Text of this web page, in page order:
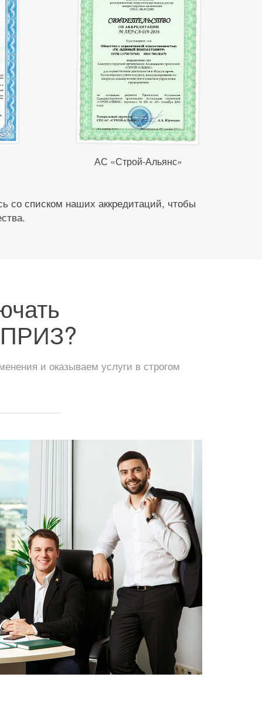
АС «Строй-Альянс»
списком наших аккредитаций, чтобы
и оказываем услуги в строгом